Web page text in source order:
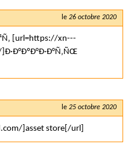
le 26 octobre 2020
[url=https://xn---
le 25 octobre 2020
]asset store[/url]